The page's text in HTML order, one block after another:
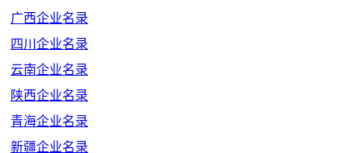
广西企业名录
四川企业名录
云南企业名录
陕西企业名录
青海企业名录
新疆企业名录